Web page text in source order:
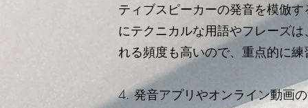
ティブスピーカーの発音を模倣
にテクニカルな用語やフレーズ
れる頻度も高いので、重点的に
4. 発音アプリやオンライン動画